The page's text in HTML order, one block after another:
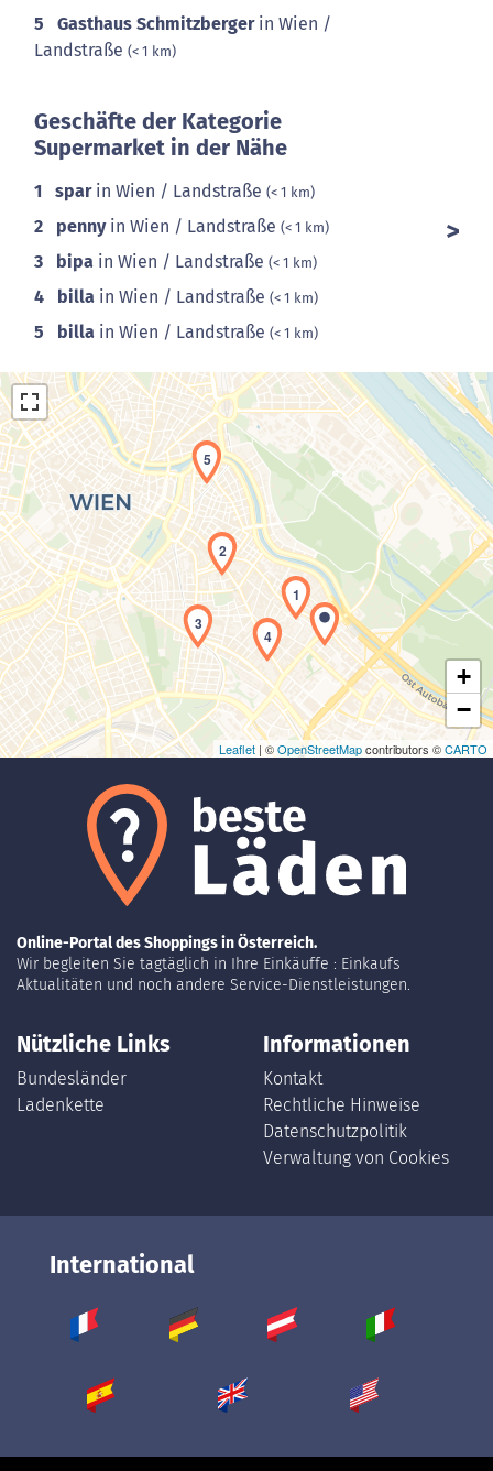
5 Gasthaus Schmitzbergerin Wien /
Landstraße (< 1 km)
Geschäfte der Kategorie
Supermarket in der Nähe
1 sparin Wien / Landstraße (< 1 km)
2 pennyin Wien / Landstraße (< 1 km)
3 bipa in Wien / Landstraße (< 1 km)
4 billa in Wien / Landstraße (< 1 km)
5 billa in Wien / Landstraße (< 1 km)
Laden der Karte...
1
2
3
4
5
+
−
Leaflet | ©OpenStreetMapcontributors ©CARTO
Online-Portal des Shoppings in Österreich.
Wir begleiten Sie tagtäglich in Ihre Einkäuffe : Einkaufs
Aktualitäten und noch andere Service-Dienstleistungen.
Nützliche Links
Bundesländer
Ladenkette
Informationen
Kontakt
Rechtliche Hinweise
Datenschutzpolitik
Verwaltung von Cookies
International